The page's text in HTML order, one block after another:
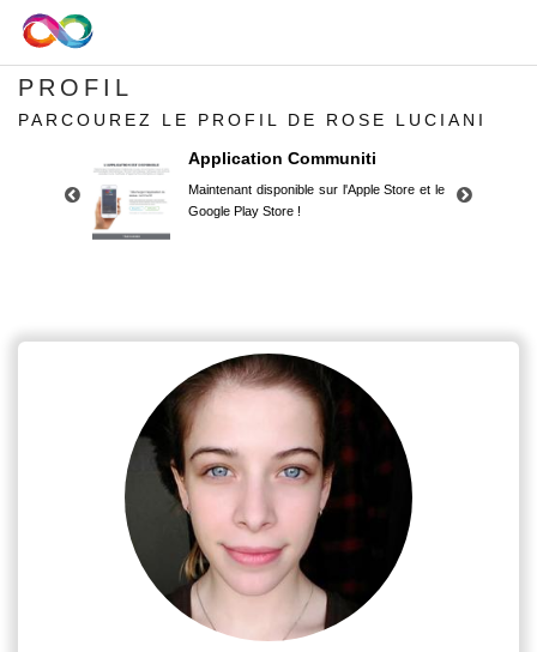
PROFIL
PARCOUREZ LE PROFIL DE ROSE LUCIANI
Application Communiti
Maintenant disponible sur l'Apple Store et le
Google Play Store !
Google Play Store !